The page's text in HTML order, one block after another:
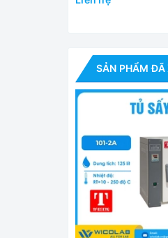
Thể tích
Nhiệt độ max
Độ phân giải
nhiệt độ
Độ đồng đều
nhiệt độ
Cài đặt thời
SẢN PHẨM ĐÃ